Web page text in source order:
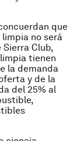
que
no será
Club,
tienen
la demanda
y de la
del 25% al